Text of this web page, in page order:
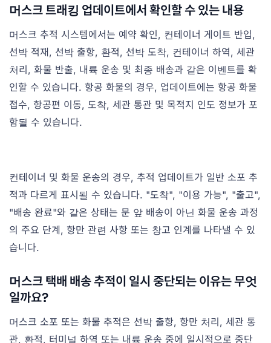
머스크 트래킹 업데이트에서 확인할 수 있는 내용
머스크 추적 시스템에서는 예약 확인, 컨테이너 게이트 반입,
선박 적재, 선박 출항, 환적, 선박 도착, 컨테이너 하역, 세관
처리, 화물 반출, 내륙 운송 및 최종 배송과 같은 이벤트를 확
인할 수 있습니다. 항공 화물의 경우, 업데이트에는 항공 화물
접수, 항공편 이동, 도착, 세관 통관 및 목적지 인도 정보가 포
함될 수 있습니다.
컨테이너 및 화물 운송의 경우, 추적 업데이트가 일반 소포 추
적과 다르게 표시될 수 있습니다. "도착", "이용 가능", "출고",
"배송 완료"와 같은 상태는 문 앞 배송이 아닌 화물 운송 과정
의 주요 단계, 항만 관련 사항 또는 창고 인계를 나타낼 수 있
습니다.
머스크 택배 배송 추적이 일시 중단되는 이유는 무엇
일까요?
머스크 소포 또는 화물 추적은 선박 출항, 항만 처리, 세관 통
관, 환적, 터미널 하역 또는 내륙 운송 중에 일시적으로 중단